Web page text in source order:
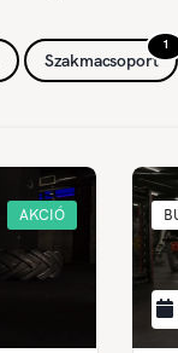
1
Szakmacsoport
AKCIÓ